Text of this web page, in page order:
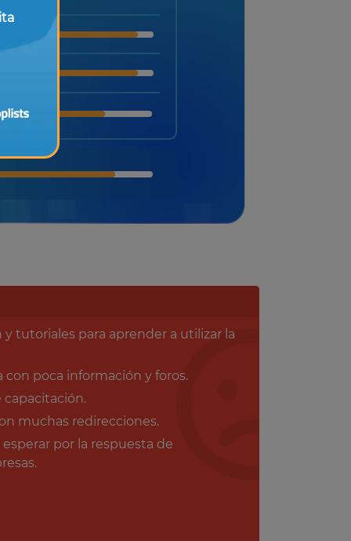
tutoriales para aprender a utilizar la
poca información y foros.
capacitación.
muchas redirecciones.
por la respuesta de